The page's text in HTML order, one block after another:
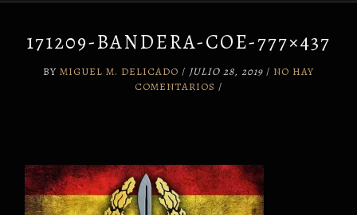
171209-BANDERA-COE-777×437
BY MIGUEL M. DELICADO / JULIO 28, 2019 / NO HAY
COMENTARIOS /